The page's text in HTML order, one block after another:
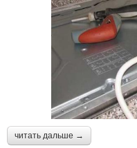
читать дальше →